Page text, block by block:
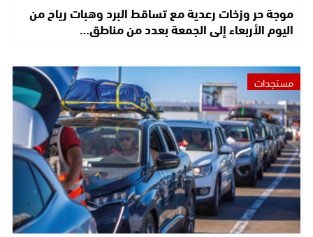
موجة حر وزخات رعدية مع تساقط البرد وهبات رياح من
اليوم الأربعاء إلى الجمعة بعدد من مناطق…
مستجدات